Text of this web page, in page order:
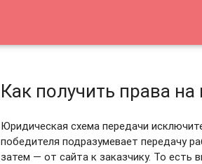
Как получить права
Юридическая схема передачи
победителя подразумевает передачу
затем — от сайта к заказчику. То есть